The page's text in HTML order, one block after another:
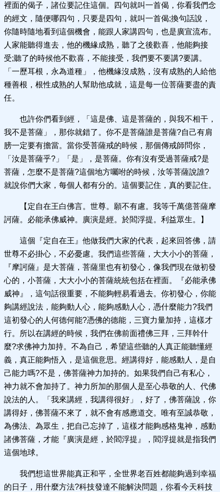
裡面的偈子，諸位要記住這個。四句就叫一首偈，你看我們念
的經文，隨便哪四句，只要是四句，就叫一首偈;換句話說，
你隨時隨地看到這個機會，能跟人家講四句，也是廣宣流布。
人家能聽得進去，他的機緣成熟，聽了之後歡喜，他能夠接
受;聽了的時候他不歡喜，不能接受，我們要不要講?要講。
「一歷耳根，永為道種」，他機緣沒成熟，沒有成熟的人給他
種善根，根性成熟的人幫助他成就，這是每一位菩薩要盡的責
任。
也許你們看到經，「這是佛、這是菩薩的，與我不相干，
我不是菩薩」，那你就錯了。你不是菩薩誰是菩薩?自己有肩
膀一定要有擔當。當你受菩薩戒的時候，那個傳戒師問你，
「汝是菩薩乎?」「是」，是菩薩。你有沒有受過菩薩戒?是
菩薩，怎麼不是菩薩?這個地方囑咐的時候，汝等菩薩說誰?
就說你們大家，每個人都有分的。這個要記住，真的要記住。
【定自在王白佛言。世尊。願不有慮。我等千萬億菩薩摩
訶薩。必能承佛威神。廣演是經。於閻浮提。利益眾生。】
這個『定自在王』他做我們大家的代表，起來回答佛，請
世尊不必掛心，不必憂慮。我們這些菩薩，大大小小的菩薩，
『摩訶薩』是大菩薩，菩薩里也有初發心，像我們現在做初發
心的，小菩薩，大大小小的菩薩統統包括在裡面。『必能承佛
威神』，這句話很重要，不能夠輕易看過去。你初發心，你能
夠講經說法，能夠動人心，能夠感動人心，憑什麼能力?我們
這初發心的人何德何能?憑佛的德能，三寶力量加持，這樣才
行。所以在講經的時候，我們在佛前面禮佛三拜，三拜幹什
麼?求佛神力加持。不為自己，希望這些聽的人真正能聽懂經
義，真正能夠悟入，是這個意思。經講得好，能感動人，是自
己能力嗎?不是，佛菩薩神力加持的。如果我們自己有私心，
神力就不會加持了。神力所加的那個人是至心恭敬的人、代佛
說法的人。「我來講經，我講得很好」，好了，佛菩薩說，你
講得好，佛菩薩不來了，就不會有感應道交。唯有至誠恭敬，
為佛法、為眾生，把自己忘掉了，這樣才能夠感格鬼神，感動
諸佛菩薩，才能『廣演是經，於閻浮提』，閻浮提就是指我們
這個地球。
我們想這世界能真正和平，全世界老百姓都能夠過到幸福
的日子，用什麼方法?科技發達不能解決問題，你看今天科技